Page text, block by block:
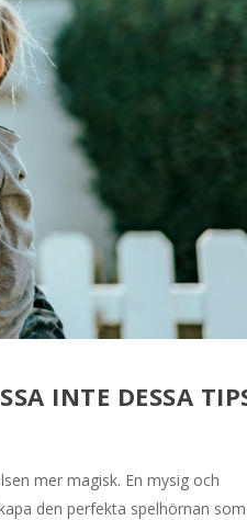
INTE DESSA
mer magisk. En mysig och
den perfekta spelhörnan som